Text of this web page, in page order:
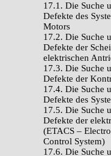
17.1. Die Suche
Defekte des
Motors
17.2. Die Suche
Defekte der
elektrischen
17.3. Die Suche
Defekte der
17.4. Die Suche
Defekte des
17.5. Die Suche
Defekte der
(ETACS –
Control System)
17.6. Die Suche